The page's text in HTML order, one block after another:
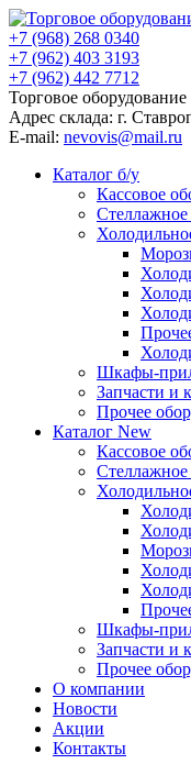
+7 (968) 268 0340
+7 (962) 403 3193
+7 (962) 442 7712
Торговое оборудование
Адрес склада: г.
E-mail: nevovis@mail.ru
Каталог б/у
Кассовое
Стеллажное
Шкафы-
Запчасти и
Прочее
Каталог New
Кассовое
Стеллажное
Шкафы-
Запчасти и
Прочее
О компании
Новости
Акции
Контакты